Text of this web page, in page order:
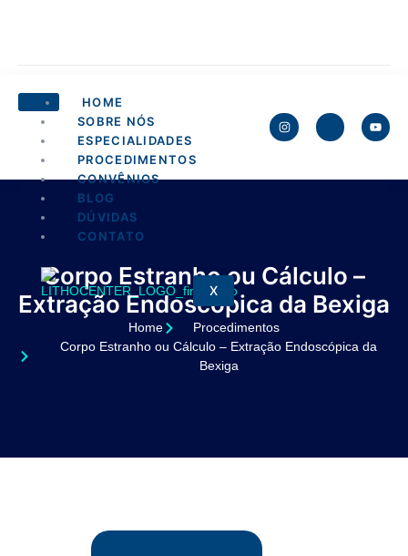
HOME
SOBRE NÓS
ESPECIALIDADES
PROCEDIMENTOS
CONVÊNIOS
BLOG
DÚVIDAS
CONTATO
X
Corpo Estranho ou Cálculo –
Extração Endoscópica da Bexiga
Home
Procedimentos
Corpo Estranho ou Cálculo – Extração Endoscópica da
Bexiga